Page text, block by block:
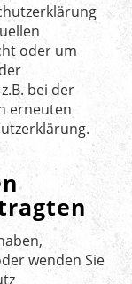
oder um
bei der
erneuten
wenden Sie